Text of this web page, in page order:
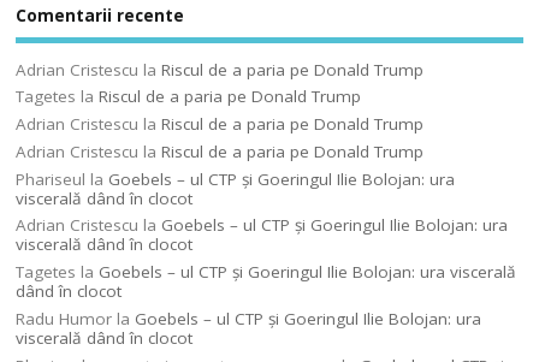
Comentarii recente
Adrian Cristescu laRiscul de a paria pe Donald Trump
Tagetes laRiscul de a paria pe Donald Trump
Adrian Cristescu laRiscul de a paria pe Donald Trump
Adrian Cristescu laRiscul de a paria pe Donald Trump
Phariseul la Goebels – ul CTP şi Goeringul Ilie Bolojan: ura
viscerală dând în clocot
Adrian Cristescu la Goebels – ul CTP şi Goeringul Ilie Bolojan: ura
viscerală dând în clocot
Tagetes la Goebels – ul CTP şi Goeringul Ilie Bolojan: ura viscerală
dând în clocot
Radu Humor la Goebels – ul CTP şi Goeringul Ilie Bolojan: ura
viscerală dând în clocot